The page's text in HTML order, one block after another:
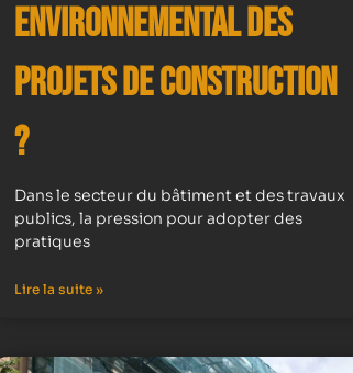
Environnemental des
Projets de Construction
?
Dans le secteur du bâtiment et des travaux
publics, la pression pour adopter des
pratiques
Lire la suite »